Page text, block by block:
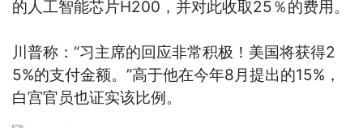
的人工智能芯片H200，并对此收取25％的费用。
川普称：“习主席的回应非常积极！美国将获得2
5%的支付金额。”高于他在今年8月提出的15%，
白宫官员也证实该比例。